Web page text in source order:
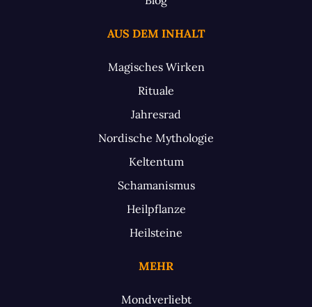
AUS DEM INHALT
Magisches Wirken
Rituale
Jahresrad
Nordische Mythologie
Keltentum
Schamanismus
Heilpflanze
Heilsteine
MEHR
Mondverliebt